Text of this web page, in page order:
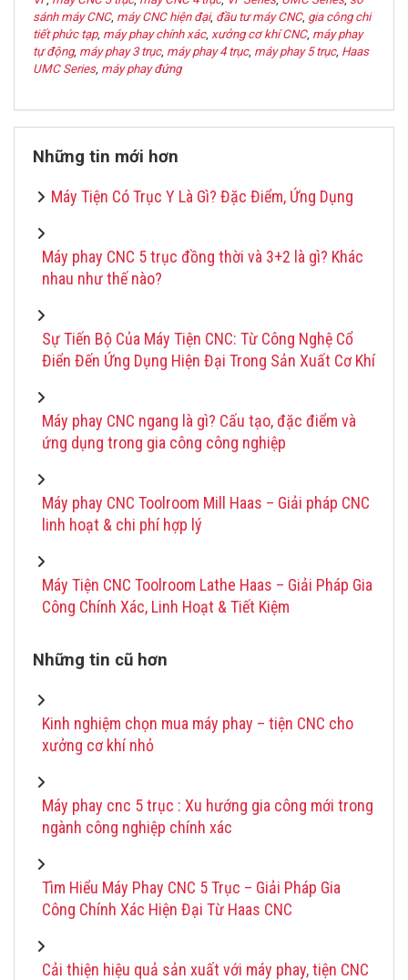
sánh máy CNC, máy CNC hiện đại, đầu tư máy CNC, gia công chi
tiết phức tạp, máy phay chính xác, xưởng cơ khí CNC, máy phay
tự động, máy phay 3 trục, máy phay 4 trục, máy phay 5 trục, Haas
UMC Series, máy phay đứng
Những tin mới hơn
Máy Tiện Có Trục Y Là Gì? Đặc Điểm, Ứng Dụng
Máy phay CNC 5 trục đồng thời và 3+2 là gì? Khác
nhau như thế nào?
Sự Tiến Bộ Của Máy Tiện CNC: Từ Công Nghệ Cổ
Điển Đến Ứng Dụng Hiện Đại Trong Sản Xuất Cơ Khí
Máy phay CNC ngang là gì? Cấu tạo, đặc điểm và
ứng dụng trong gia công công nghiệp
Máy phay CNC Toolroom Mill Haas – Giải pháp CNC
linh hoạt & chi phí hợp lý
Máy Tiện CNC Toolroom Lathe Haas – Giải Pháp Gia
Công Chính Xác, Linh Hoạt & Tiết Kiệm
Những tin cũ hơn
Kinh nghiệm chọn mua máy phay – tiện CNC cho
xưởng cơ khí nhỏ
Máy phay cnc 5 trục : Xu hướng gia công mới trong
ngành công nghiệp chính xác
Tìm Hiểu Máy Phay CNC 5 Trục – Giải Pháp Gia
Công Chính Xác Hiện Đại Từ Haas CNC
Cải thiện hiệu quả sản xuất với máy phay, tiện CNC